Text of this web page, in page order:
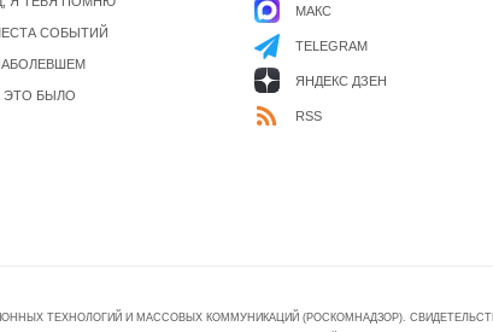
СОБЫТИЙ
ЭТО БЫЛО
МАКС
TELEGRAM
ЯНДЕКС ДЗЕН
RSS
ТЕХНОЛОГИЙ И МАССОВЫХ КОММУНИКАЦИЙ (РОСКОМНАДЗОР).